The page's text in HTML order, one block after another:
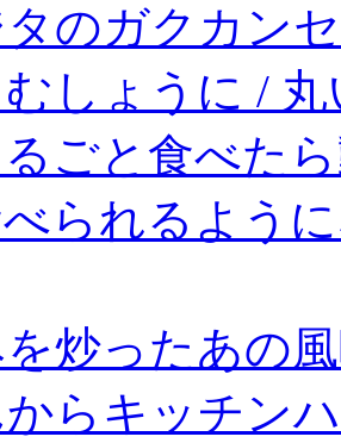
のガクカン
しょうに /
ごと食べた
られるよう
を炒ったあの
らキッチン